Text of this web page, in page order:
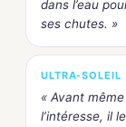
dans l’eau
ses chutes. »
ULTRA-SOLEIL
« Avant
l’intéresse, il